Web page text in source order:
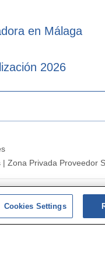
en Málaga
2026
| Zona Privada Proveedor
de Datos | Politica de
Cookies Settings